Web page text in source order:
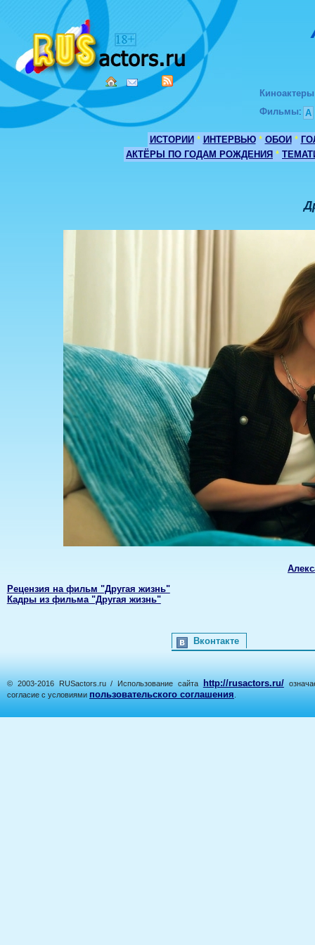
Киноактеры
Фильмы: А
ИСТОРИИ * ИНТЕРВЬЮ * ОБОИ *
АКТЁРЫ ПО ГОДАМ РОЖДЕНИЯ *
Рецензия на фильм "Другая жизнь"
Кадры из фильма "Другая жизнь"
Вконтакте
© 2003-2016 RUSactors.ru / Использование сайта http://rusactors.ru/
согласие с условиями пользовательского соглашения